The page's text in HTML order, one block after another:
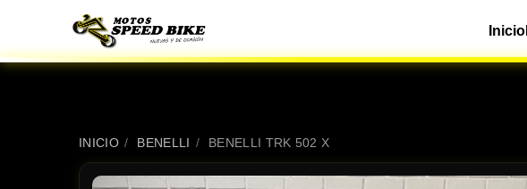
Inicio
INICIO / BENELLI / BENELLI TRK 502 X